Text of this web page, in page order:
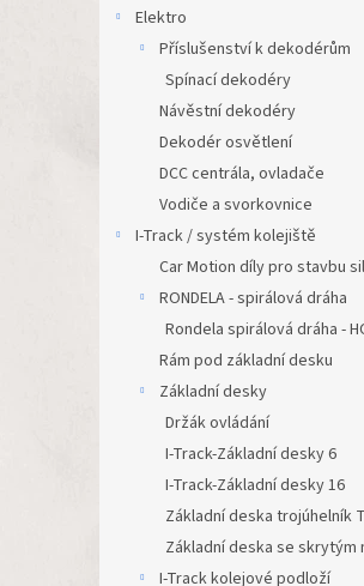
Elektro
Příslušenství k dekodérům
Spínací dekodéry
Návěstní dekodéry
Dekodér osvětlení
DCC centrála, ovladače
Vodiče a svorkovnice
I-Track / systém kolejiště
Car Motion díly pro stavbu
RONDELA - spirálová dráha
Rondela spirálová dráha -
Rám pod základní desku
Základní desky
Držák ovládání
I-Track-Základní desky 6
I-Track-Základní desky 16
Základní deska trojúhelník
Základní deska se skrytým
I-Track kolejové podloží